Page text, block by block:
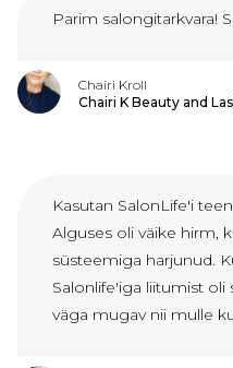
Parim salongitarkvara!
Chairi Kroll
Chairi K Beauty and
Kasutan SalonLife'i
Alguses oli väike hirm,
süsteemiga harjunud.
Salonlife'iga liitumist
väga mugav nii mulle